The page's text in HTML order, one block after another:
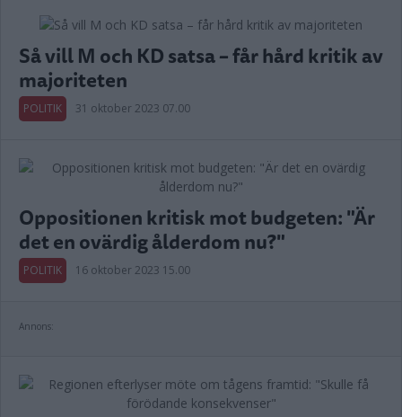
Så vill M och KD satsa – får hård kritik av
majoriteten
POLITIK 31 oktober 2023 07.00
Oppositionen kritisk mot budgeten: "Är
det en ovärdig ålderdom nu?"
POLITIK 16 oktober 2023 15.00
Annons: